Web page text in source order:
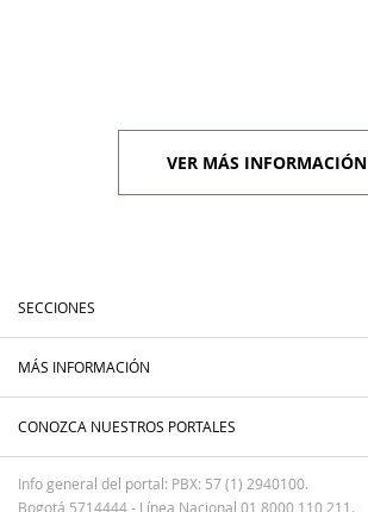
VER MÁS INFORMACIÓN
SECCIONES
MÁS INFORMACIÓN
CONOZCA NUESTROS PORTALES
Info general del portal: PBX: 57 (1) 2940100.
Bogotá 5714444 - Línea Nacional 01 8000 110 211.